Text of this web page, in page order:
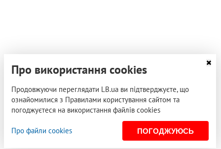
Про використання cookies
Продовжуючи переглядати LB.ua ви підтверджуєте, що
ознайомилися з Правилами користування сайтом та
погоджуєтеся на використання файлів cookies
Про файли cookies ПОГОДЖУЮСЬ